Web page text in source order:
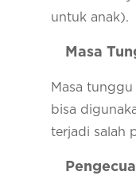
untuk anak).
Masa
Masa
bisa
terjadi salah